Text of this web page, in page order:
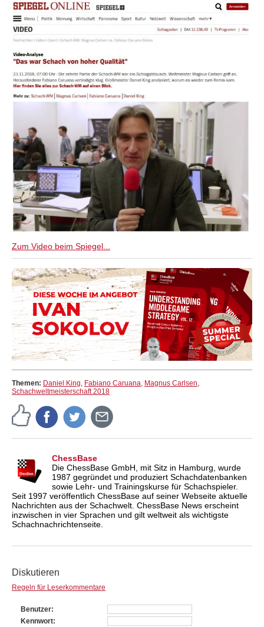
Zum Video beim Spiegel...
Themen: Daniel King, Fabiano Caruana, Magnus Carlsen,
Schachweltmeisterschaft 2018
ChessBase
Die ChessBase GmbH, mit Sitz in Hamburg, wurde
1987 gegründet und produziert Schachdatenbanken
sowie Lehr- und Trainingskurse für Schachspieler.
Seit 1997 veröffentlich ChessBase auf seiner Webseite aktuelle
Nachrichten aus der Schachwelt. ChessBase News erscheint
inzwischen in vier Sprachen und gilt weltweit als wichtigste
Schachnachrichtenseite.
Diskutieren
Regeln für Leserkommentare
Benutzer
Kennwort